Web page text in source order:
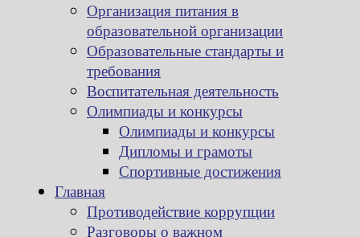
Организация питания в
образовательной организации
Образовательные стандарты и
требования
Воспитательная деятельность
Олимпиады и конкурсы
Олимпиады и конкурсы
Дипломы и грамоты
Спортивные достижения
Главная
Противодействие коррупции
Разговоры о важном